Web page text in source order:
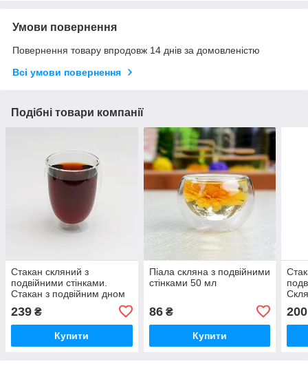
Умови повернення
Повернення товару впродовж 14 днів за домовленістю
Всі умови повернення
Подібні товари компанії
Стакан скляний з
подвійними стінками.
Стакан з подвійним дном
239 ₴
Купити
Піала скляна з подвійними
стінками 50 мл
86₴
Купити
200